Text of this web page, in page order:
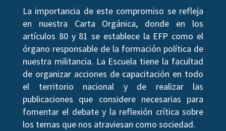
La importancia de este compromiso se refleja
en nuestra Carta Orgánica, donde en los
artículos 80 y 81 se establece la EFP como el
órgano responsable de la formación política de
nuestra militancia. La Escuela tiene la facultad
de organizar acciones de capacitación en todo
el territorio nacional y de realizar las
publicaciones que considere necesarias para
fomentar el debate y la reflexión crítica sobre
los temas que nos atraviesan como sociedad.